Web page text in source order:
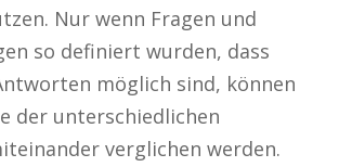
Nur wenn Fragen und
so definiert wurden, dass
möglich sind, können
der unterschiedlichen
verglichen werden.